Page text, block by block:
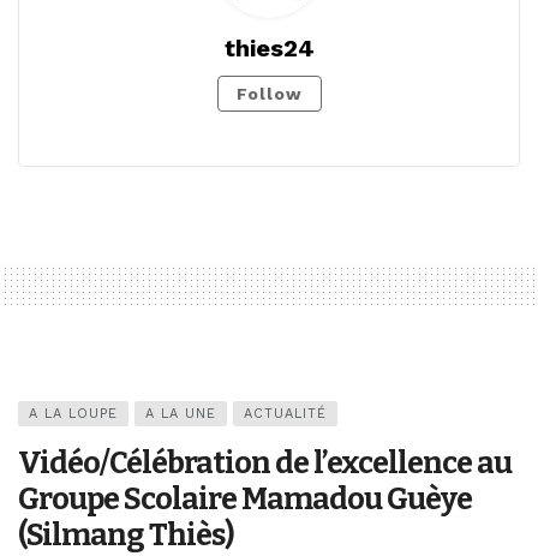
thies24
Follow
A LA LOUPE A LA UNE ACTUALITÉ
Vidéo/Célébration de l’excellence au
Groupe Scolaire Mamadou Guèye
(Silmang Thiès)